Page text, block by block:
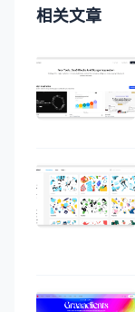
相关文章